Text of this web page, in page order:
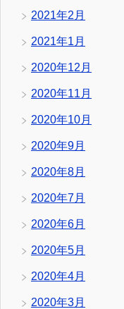
2021年2月
2021年1月
2020年12月
2020年11月
2020年10月
2020年9月
2020年8月
2020年7月
2020年6月
2020年5月
2020年4月
2020年3月